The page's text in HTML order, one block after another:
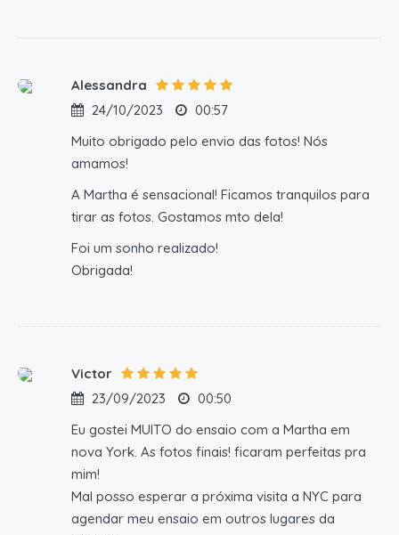
Alessandra
24/10/2023
00:57
Muito obrigado pelo envio das fotos! Nós
amamos!
A Martha é sensacional! Ficamos tranquilos para
tirar as fotos. Gostamos mto dela!
Foi um sonho realizado!
Obrigada!
Victor
23/09/2023
00:50
Eu gostei MUITO do ensaio com a Martha em
nova York. As fotos finais! ficaram perfeitas pra
mim!
Mal posso esperar a próxima visita a NYC para
agendar meu ensaio em outros lugares da